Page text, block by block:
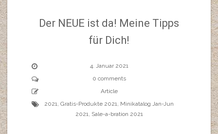
Der NEUE ist da! Meine Tipps
für Dich!
4. Januar 2021
0 comments
Article
2021, Gratis-Produkte 2021, Minikatalog Jan-Jun
2021, Sale-a-bration 2021